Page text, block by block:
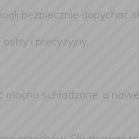
bezpiecznie dopychać
i precyzyjny.
schłodzone, a